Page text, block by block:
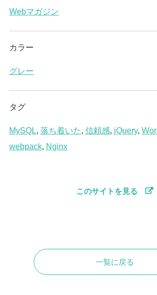
Webマガジン
カラー
グレー
タグ
MySQL, 落ち着いた, 信頼感, jQuery,
webpack, Nginx
このサイトを見る
一覧に戻る